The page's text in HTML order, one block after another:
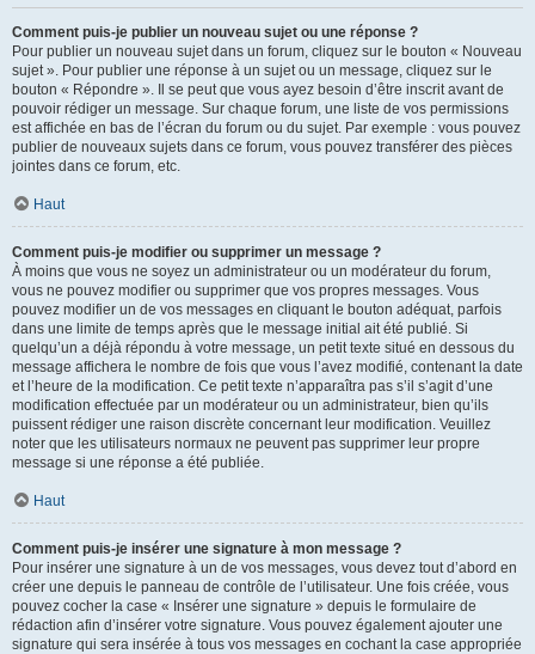
Comment puis-je publier un nouveau sujet ou une réponse ?
Pour publier un nouveau sujet dans un forum, cliquez sur le bouton « Nouveau
sujet ». Pour publier une réponse à un sujet ou un message, cliquez sur le
bouton « Répondre ». Il se peut que vous ayez besoin d’être inscrit avant de
pouvoir rédiger un message. Sur chaque forum, une liste de vos permissions
est affichée en bas de l’écran du forum ou du sujet. Par exemple : vous pouvez
publier de nouveaux sujets dans ce forum, vous pouvez transférer des pièces
jointes dans ce forum, etc.
Haut
Comment puis-je modifier ou supprimer un message ?
À moins que vous ne soyez un administrateur ou un modérateur du forum,
vous ne pouvez modifier ou supprimer que vos propres messages. Vous
pouvez modifier un de vos messages en cliquant le bouton adéquat, parfois
dans une limite de temps après que le message initial ait été publié. Si
quelqu’un a déjà répondu à votre message, un petit texte situé en dessous du
message affichera le nombre de fois que vous l’avez modifié, contenant la date
et l’heure de la modification. Ce petit texte n’apparaîtra pas s’il s’agit d’une
modification effectuée par un modérateur ou un administrateur, bien qu’ils
puissent rédiger une raison discrète concernant leur modification. Veuillez
noter que les utilisateurs normaux ne peuvent pas supprimer leur propre
message si une réponse a été publiée.
Haut
Comment puis-je insérer une signature à mon message ?
Pour insérer une signature à un de vos messages, vous devez tout d’abord en
créer une depuis le panneau de contrôle de l’utilisateur. Une fois créée, vous
pouvez cocher la case « Insérer une signature » depuis le formulaire de
rédaction afin d’insérer votre signature. Vous pouvez également ajouter une
signature qui sera insérée à tous vos messages en cochant la case appropriée